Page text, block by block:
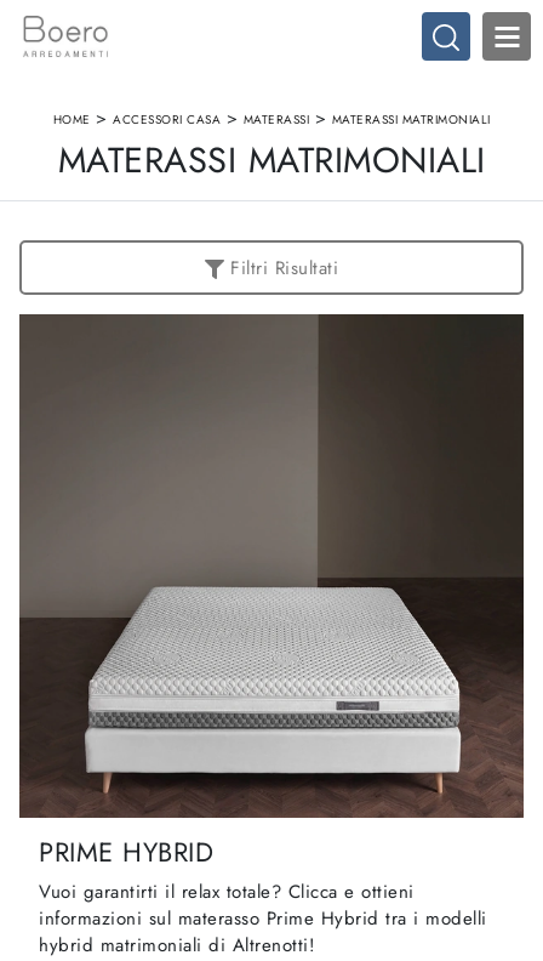
HOME > ACCESSORI CASA > MATERASSI > MATERASSI MATRIMONIALI
MATERASSI MATRIMONIALI
Filtri Risultati
PRIME HYBRID
Vuoi garantirti il relax totale? Clicca e ottieni
informazioni sul materasso Prime Hybrid tra i modelli
hybrid matrimoniali di Altrenotti!